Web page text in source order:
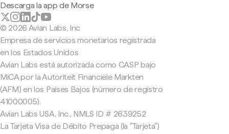
Descarga la app de Morse
© 2026 Avian Labs, Inc
Empresa de servicios monetarios registrada
en los Estados Unidos
Avian Labs está autorizada como CASP bajo
MiCA por la Autoriteit Financiële Markten
(AFM) en los Países Bajos (número de registro
41000005).
Avian Labs USA, Inc., NMLS ID # 2639252
La Tarjeta Visa de Débito Prepaga (la "Tarjeta")